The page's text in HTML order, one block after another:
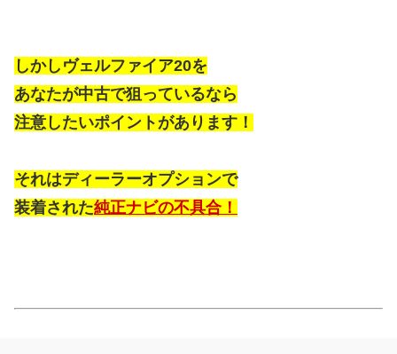
しかしヴェルファイア20を
あなたが中古で狙っているなら
注意したいポイントがあります！
それはディーラーオプションで
装着された純正ナビの不具合！